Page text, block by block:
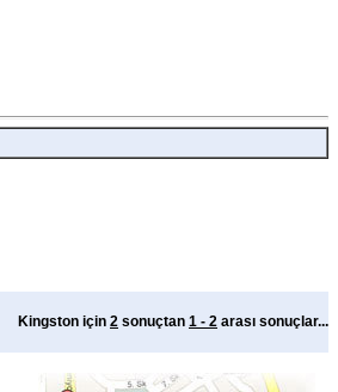
Kingston için 2 sonuçtan 1 - 2 arası sonuçlar...